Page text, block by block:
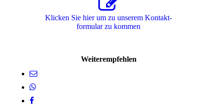
Klicken Sie hier um zu unserem Kon­takt­
for­mu­lar zu kommen
Weiterempfehlen